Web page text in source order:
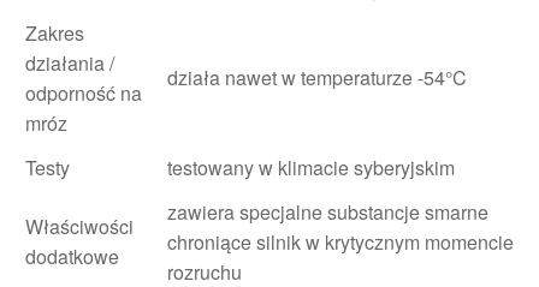
Zakres
działania /
odporność na
mróz
działa nawet w temperaturze -54°C
Testy testowany w klimacie syberyjskim
Właściwości
dodatkowe
zawiera specjalne substancje smarne
chroniące silnik w krytycznym momencie
rozruchu